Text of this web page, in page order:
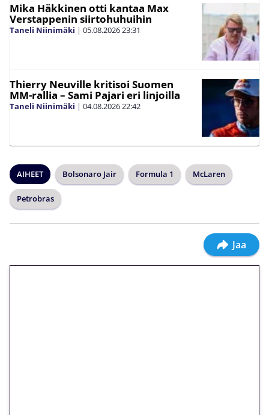
Mika Häkkinen otti kantaa Max
Verstappenin siirtohuhuihin
Taneli Niinimäki | 05.08.202623:31
Thierry Neuville kritisoi Suomen
MM-rallia – Sami Pajari eri linjoilla
Taneli Niinimäki | 04.08.202622:42
AIHEET Bolsonaro Jair Formula 1 McLaren
Petrobras
Jaa